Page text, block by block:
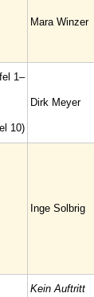
Mara Winzer
1–
10)
Dirk Meyer
Inge Solbrig
Kein Auftritt